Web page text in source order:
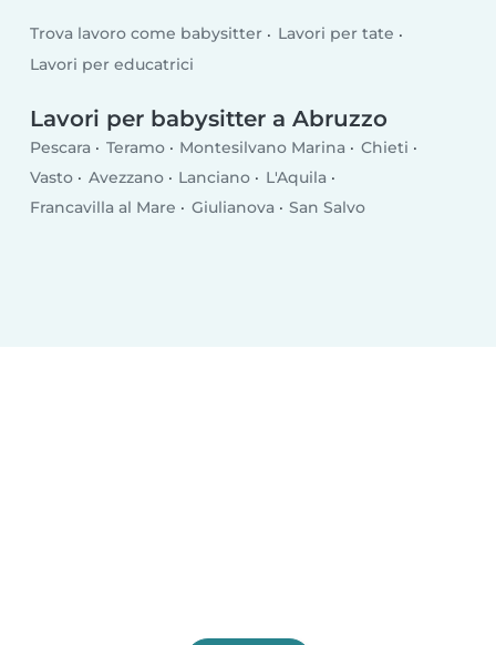
Trova lavoro come babysitter
Lavori per tate
Lavori per educatrici
Lavori per babysitter a Abruzzo
Pescara Teramo Montesilvano Marina
Chieti
Vasto
Avezzano Lanciano
L'Aquila
Francavilla al Mare
Giulianova San Salvo